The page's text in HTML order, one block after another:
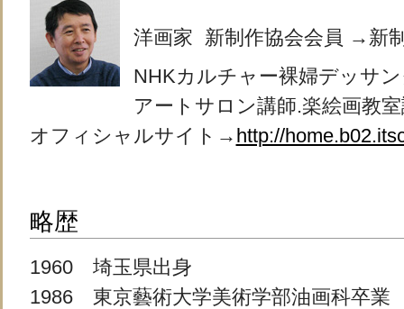
洋画家 新制作協会会員 →新
NHKカルチャー裸婦デッサ
アートサロン講師.楽絵画教
オフィシャルサイト→ http://
略歴
1960 埼玉県出身
1986 東京藝術大学美術学部油画科卒業